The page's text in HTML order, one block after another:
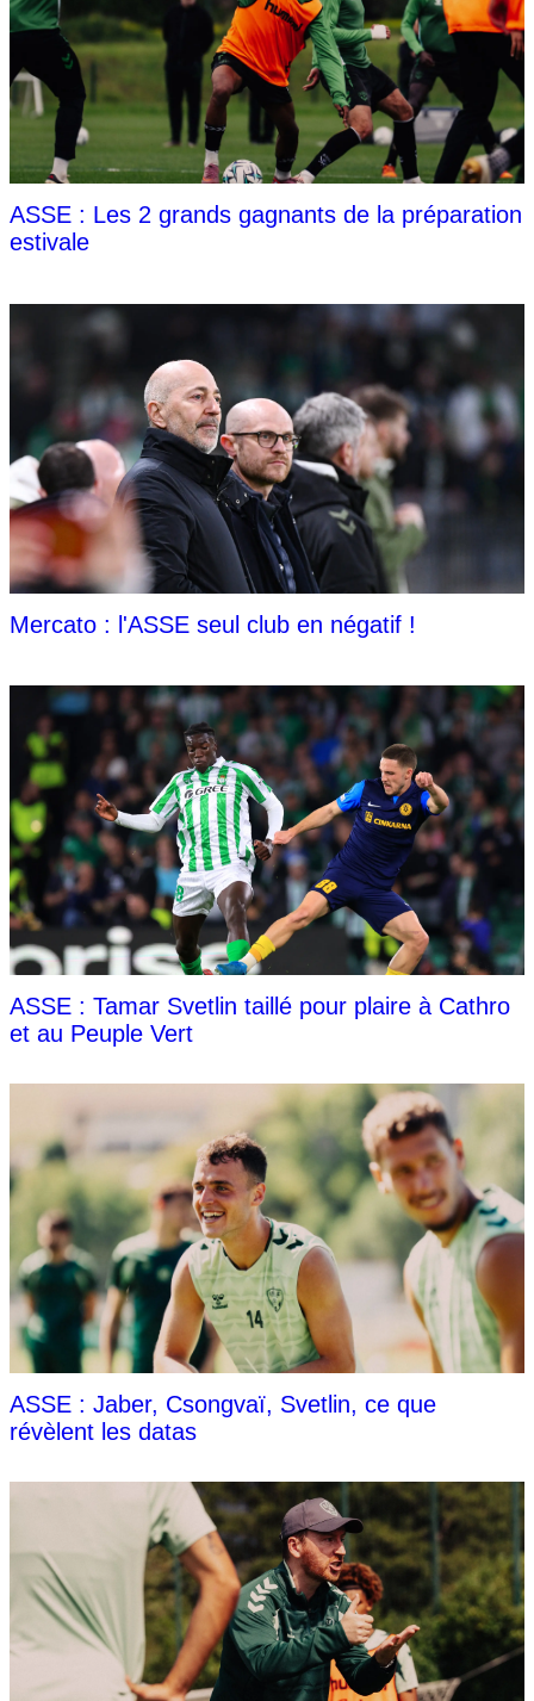
ASSE : Les 2 grands gagnants de la préparation
estivale
Mercato : l'ASSE seul club en négatif !
ASSE : Tamar Svetlin taillé pour plaire à Cathro
et au Peuple Vert
ASSE : Jaber, Csongvaï, Svetlin, ce que
révèlent les datas